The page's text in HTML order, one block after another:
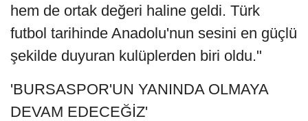
hem de ortak değeri haline geldi. Türk
futbol tarihinde Anadolu'nun sesini en güçlü
şekilde duyuran kulüplerden biri oldu."
'BURSASPOR'UN YANINDA OLMAYA
DEVAM EDECEĞİZ'